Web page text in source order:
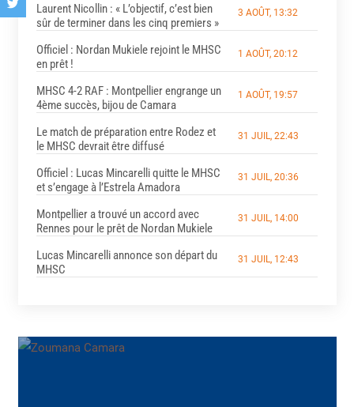
Laurent Nicollin : « L’objectif, c’est bien
sûr de terminer dans les cinq premiers »
3 AOÛT, 13:32
Officiel : Nordan Mukiele rejoint le MHSC
en prêt !
1 AOÛT, 20:12
MHSC 4-2 RAF : Montpellier engrange un
4ème succès, bijou de Camara
1 AOÛT, 19:57
Le match de préparation entre Rodez et
le MHSC devrait être diffusé
31 JUIL, 22:43
Officiel : Lucas Mincarelli quitte le MHSC
et s’engage à l’Estrela Amadora
31 JUIL, 20:36
Montpellier a trouvé un accord avec
Rennes pour le prêt de Nordan Mukiele
31 JUIL, 14:00
Lucas Mincarelli annonce son départ du
MHSC
31 JUIL, 12:43